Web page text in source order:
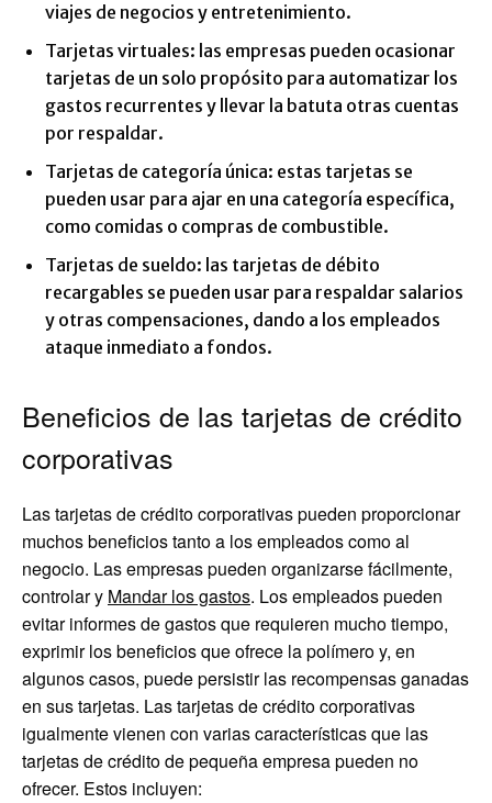
viajes de negocios y entretenimiento.
Tarjetas virtuales: las empresas pueden ocasionar
tarjetas de un solo propósito para automatizar los
gastos recurrentes y llevar la batuta otras cuentas
por respaldar.
Tarjetas de categoría única: estas tarjetas se
pueden usar para ajar en una categoría específica,
como comidas o compras de combustible.
Tarjetas de sueldo: las tarjetas de débito
recargables se pueden usar para respaldar salarios
y otras compensaciones, dando a los empleados
ataque inmediato a fondos.
Beneficios de las tarjetas de crédito
corporativas
Las tarjetas de crédito corporativas pueden proporcionar
muchos beneficios tanto a los empleados como al
negocio. Las empresas pueden organizarse fácilmente,
controlar y Mandar los gastos. Los empleados pueden
evitar informes de gastos que requieren mucho tiempo,
exprimir los beneficios que ofrece la polímero y, en
algunos casos, puede persistir las recompensas ganadas
en sus tarjetas. Las tarjetas de crédito corporativas
igualmente vienen con varias características que las
tarjetas de crédito de pequeña empresa pueden no
ofrecer. Estos incluyen: